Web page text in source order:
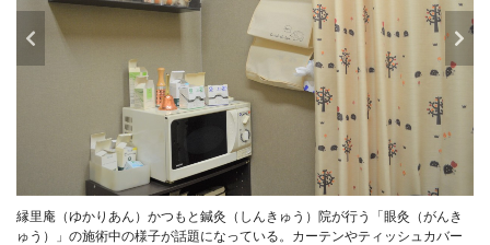
縁里庵（ゆかりあん）かつもと鍼灸（しんきゅう）院が行う「眼灸（がんき
ゅう）」の施術中の様子が話題になっている。カーテンやティッシュカバー